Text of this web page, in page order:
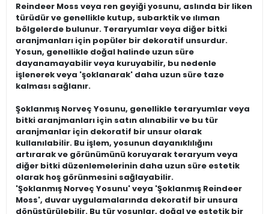
Reindeer Moss veya ren geyiği yosunu, aslında bir liken
türüdür ve genellikle kutup, subarktik ve ılıman
bölgelerde bulunur. Teraryumlar veya diğer bitki
aranjmanları için popüler bir dekoratif unsurdur.
Yosun, genellikle doğal halinde uzun süre
dayanamayabilir veya kuruyabilir, bu nedenle
işlenerek veya 'şoklanarak' daha uzun süre taze
kalması sağlanır.
Şoklanmış Norveç Yosunu, genellikle teraryumlar veya
bitki aranjmanları için satın alınabilir ve bu tür
aranjmanlar için dekoratif bir unsur olarak
kullanılabilir. Bu işlem, yosunun dayanıklılığını
artırarak ve görünümünü koruyarak teraryum veya
diğer bitki düzenlemelerinin daha uzun süre estetik
olarak hoş görünmesini sağlayabilir.
'Şoklanmış Norveç Yosunu' veya 'Şoklanmış Reindeer
Moss', duvar uygulamalarında dekoratif bir unsura
dönüştürülebilir. Bu tür yosunlar, doğal ve estetik bir